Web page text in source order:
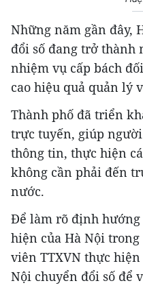
Những năm gần đây,
đổi số đang trở thành
nhiệm vụ cấp bách
cao hiệu quả quản lý
Thành phố đã triển
trực tuyến, giúp
thông tin, thực hiện
không cần phải đến
nước.
Để làm rõ định hướng
hiện của Hà Nội
viên TTXVN thực
Nội chuyển đổi số để